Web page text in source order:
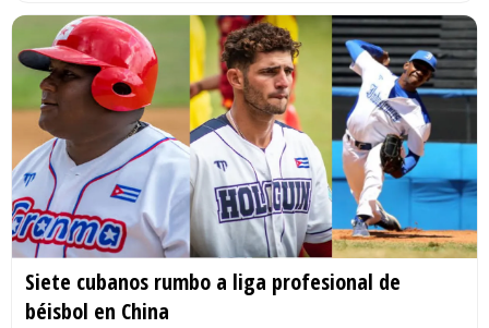
Siete cubanos rumbo a liga profesional de
béisbol en China